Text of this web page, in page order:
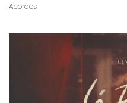
Acordes